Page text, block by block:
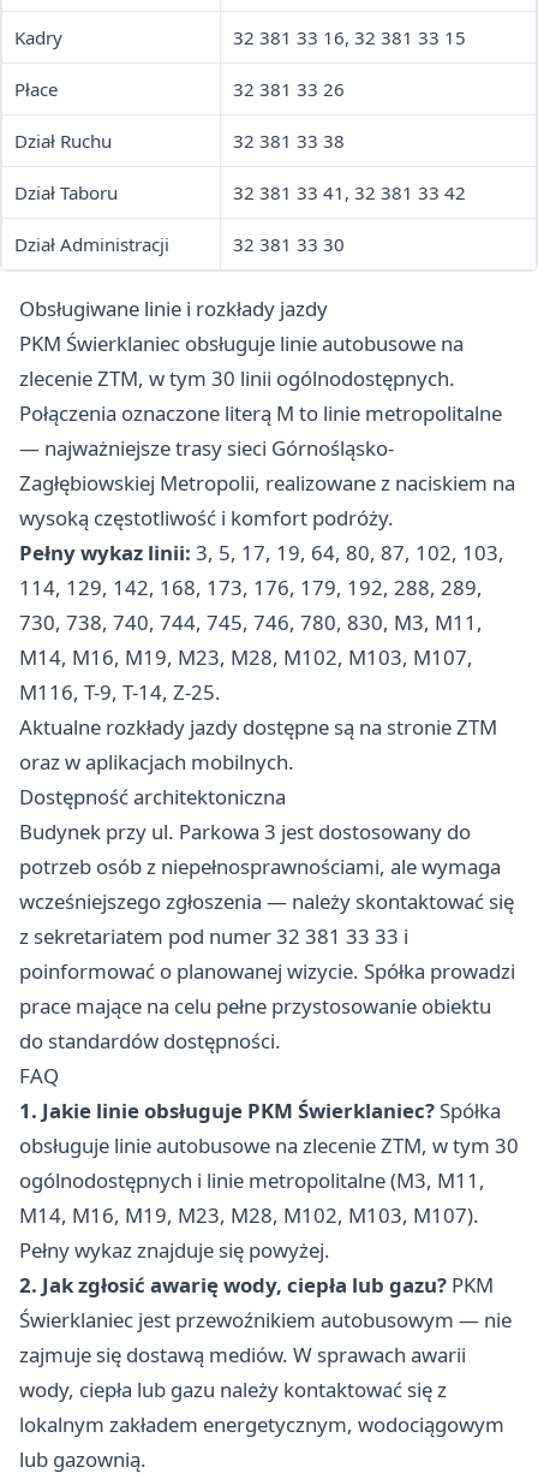
Kadry 32 381 33 16, 32 381 33 15
Płace 32 381 33 26
Dział Ruchu 32 381 33 38
Dział Taboru 32 381 33 41, 32 381 33 42
Dział Administracji 32 381 33 30
Obsługiwane linie i rozkłady jazdy
PKM Świerklaniec obsługuje linie autobusowe na
zlecenie ZTM, w tym 30 linii ogólnodostępnych.
Połączenia oznaczone literą M to linie metropolitalne
— najważniejsze trasy sieci Górnośląsko-
Zagłębiowskiej Metropolii, realizowane z naciskiem na
wysoką częstotliwość i komfort podróży.
Pełny wykaz linii: 3, 5, 17, 19, 64, 80, 87, 102, 103,
114, 129, 142, 168, 173, 176, 179, 192, 288, 289,
730, 738, 740, 744, 745, 746, 780, 830, M3, M11,
M14, M16, M19, M23, M28, M102, M103, M107,
M116, T-9, T-14, Z-25.
Aktualne rozkłady jazdy dostępne są na stronie ZTM
oraz w aplikacjach mobilnych.
Dostępność architektoniczna
Budynek przy ul. Parkowa 3 jest dostosowany do
potrzeb osób z niepełnosprawnościami, ale wymaga
wcześniejszego zgłoszenia — należy skontaktować się
z sekretariatem pod numer 32 381 33 33 i
poinformować o planowanej wizycie. Spółka prowadzi
prace mające na celu pełne przystosowanie obiektu
do standardów dostępności.
FAQ
1. Jakie linie obsługuje PKM Świerklaniec?Spółka
obsługuje linie autobusowe na zlecenie ZTM, w tym 30
ogólnodostępnych i linie metropolitalne (M3, M11,
M14, M16, M19, M23, M28, M102, M103, M107).
Pełny wykaz znajduje się powyżej.
2. Jak zgłosić awarię wody, ciepła lub gazu? PKM
Świerklaniec jest przewoźnikiem autobusowym — nie
zajmuje się dostawą mediów. W sprawach awarii
wody, ciepła lub gazu należy kontaktować się z
lokalnym zakładem energetycznym, wodociągowym
lub gazownią.